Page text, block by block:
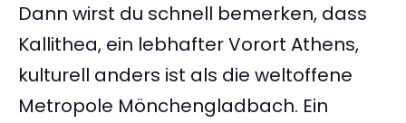
Dann wirst du schnell bemerken, dass
Kallithea, ein lebhafter Vorort Athens,
kulturell anders ist als die weltoffene
Metropole Mönchengladbach. Ein